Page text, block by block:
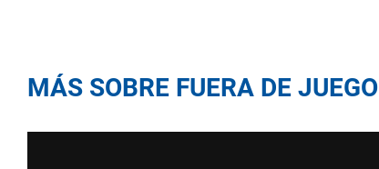
MÁS SOBRE FUERA DE JUEGO